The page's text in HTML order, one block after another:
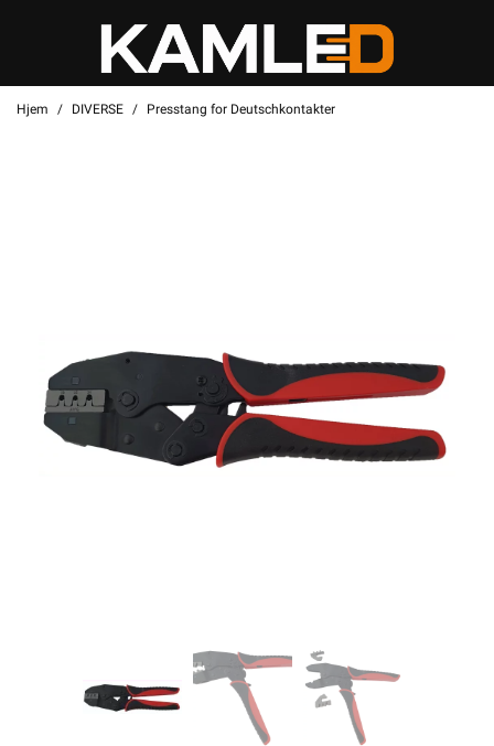
Hjem DIVERSE Presstang for Deutschkontakter